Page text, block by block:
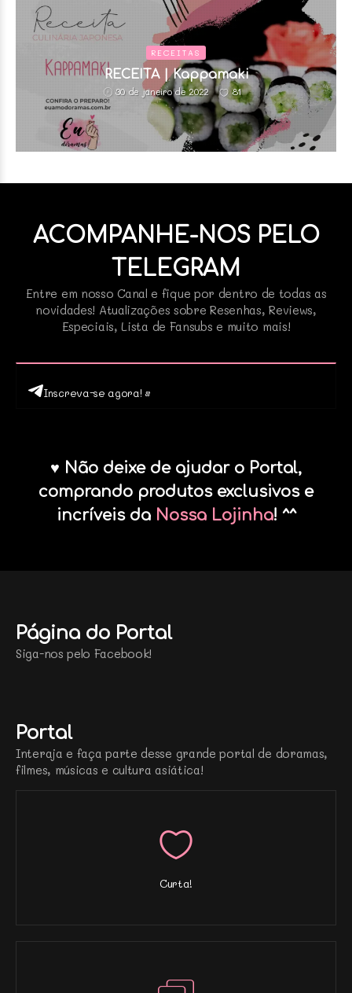
RECEITAS
RECEITA | Kappamaki
30 de janeiro de 2022 81
ACOMPANHE-NOS PELO
TELEGRAM
Entre em nosso Canal e fique por dentro de todas as
novidades! Atualizações sobre Resenhas, Reviews,
Especiais, Lista de Fansubs e muito mais!
Inscreva-se agora! •
♥ Não deixe de ajudar o Portal,
comprando produtos exclusivos e
incríveis da Nossa Lojinha! ^^
Página do Portal
Siga-nos pelo Facebook!
Portal
Interaja e faça parte desse grande portal de doramas,
filmes, músicas e cultura asiática!
Curta!